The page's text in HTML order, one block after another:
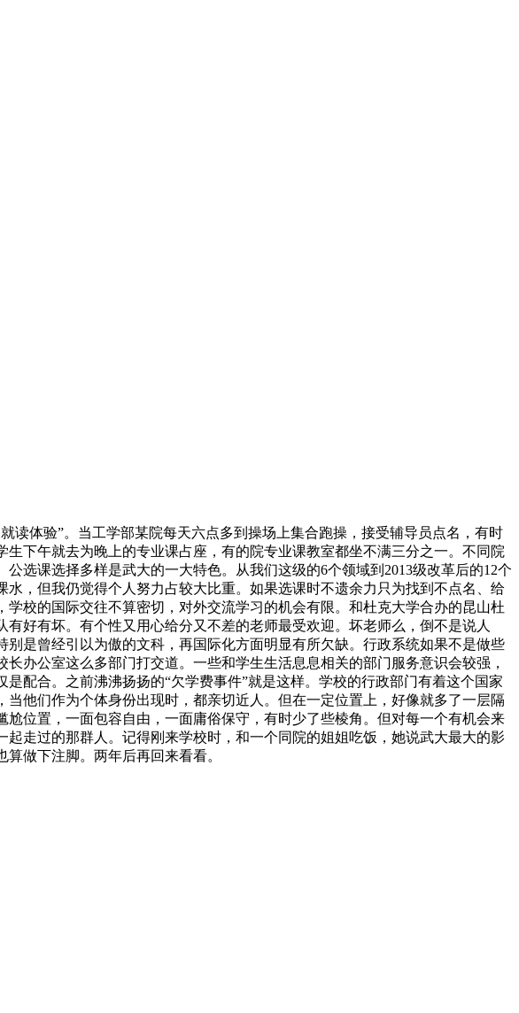
读体验”。当工学部某院每天六点多到操场上集合跑操，接受辅导员点名，有时
下午就去为晚上的专业课占座，有的院专业课教室都坐不满三分之一。不同院
选课选择多样是武大的一大特色。从我们这级的6个领域到2013级改革后的12个
，但我仍觉得个人努力占较大比重。如果选课时不遗余力只为找到不点名、给
校的国际交往不算密切，对外交流学习的机会有限。和杜克大学合办的昆山杜
好有坏。有个性又用心给分又不差的老师最受欢迎。坏老师么，倒不是说人
是曾经引以为傲的文科，再国际化方面明显有所欠缺。行政系统如果不是做些
办公室这么多部门打交道。一些和学生生活息息相关的部门服务意识会较强，
配合。之前沸沸扬扬的“欠学费事件”就是这样。学校的行政部门有着这个国家
他们作为个体身份出现时，都亲切近人。但在一定位置上，好像就多了一层隔
位置，一面包容自由，一面庸俗保守，有时少了些棱角。但对每一个有机会来
走过的那群人。记得刚来学校时，和一个同院的姐姐吃饭，她说武大最大的影
做下注脚。两年后再回来看看。